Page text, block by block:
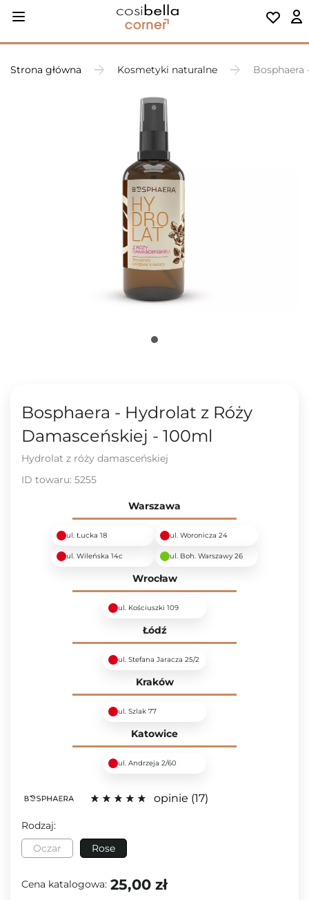
Strona główna Kosmetyki naturalne Bosphaera
Bosphaera - Hydrolat z Róży
Damasceńskiej - 100ml
Hydrolat z róży damasceńskiej
ID towaru: 5255
Warszawa
ul. Łucka 18 ul. Woronicza 24
ul. Wileńska 14c ul. Boh. Warszawy 26
Wrocław
ul. Kościuszki 109
Łódź
ul. Stefana Jaracza 25/2
Kraków
ul. Szlak 77
Katowice
ul. Andrzeja 2/60
opinie 17
Rodzaj:
Oczar
Rose
Cena katalogowa: 25,00 zł